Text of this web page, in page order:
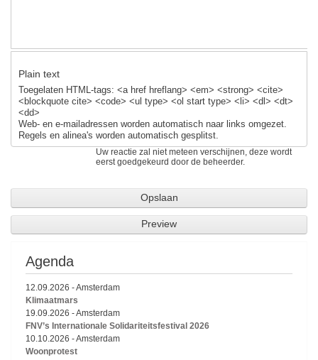
Plain text
Toegelaten HTML-tags: <a href hreflang> <em> <strong> <cite>
<blockquote cite> <code> <ul type> <ol start type> <li> <dl> <dt>
<dd>
Web- en e-mailadressen worden automatisch naar links omgezet.
Regels en alinea's worden automatisch gesplitst.
Uw reactie zal niet meteen verschijnen, deze wordt
eerst goedgekeurd door de beheerder.
Agenda
12.09.2026 -Amsterdam
Klimaatmars
19.09.2026 -Amsterdam
FNV’s Internationale Solidariteitsfestival 2026
10.10.2026 -Amsterdam
Woonprotest